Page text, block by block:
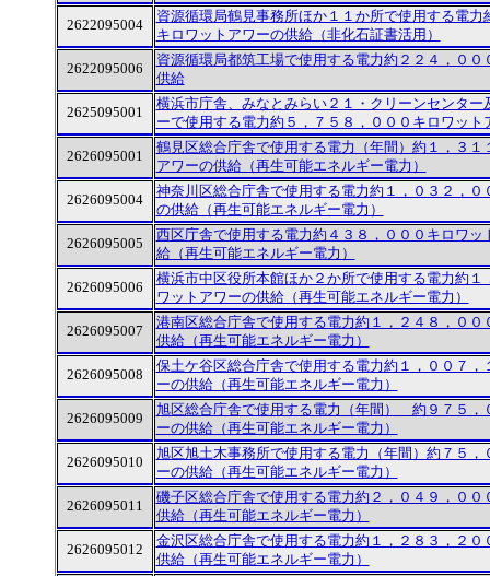
2622095004
資源循環局鶴見事務所ほか１１か所で使用する電力
キロワットアワーの供給（非化石証書活用）
2622095006
資源循環局都筑工場で使用する電力約２２４，００
供給
2625095001
横浜市庁舎、みなとみらい２１・クリーンセンター
ーで使用する電力約５，７５８，０００キロワット
2626095001
鶴見区総合庁舎で使用する電力（年間）約１，３１
アワーの供給（再生可能エネルギー電力）
2626095004
神奈川区総合庁舎で使用する電力約１，０３２，０
の供給（再生可能エネルギー電力）
2626095005
西区庁舎で使用する電力約４３８，０００キロワッ
給（再生可能エネルギー電力）
2626095006
横浜市中区役所本館ほか２か所で使用する電力約１
ワットアワーの供給（再生可能エネルギー電力）
2626095007
港南区総合庁舎で使用する電力約１，２４８，００
供給（再生可能エネルギー電力）
2626095008
保土ケ谷区総合庁舎で使用する電力約１，００７，
ーの供給（再生可能エネルギー電力）
2626095009
旭区総合庁舎で使用する電力（年間） 約９７５，
ーの供給（再生可能エネルギー電力）
2626095010
旭区旭土木事務所で使用する電力（年間）約７５，
ーの供給（再生可能エネルギー電力）
2626095011
磯子区総合庁舎で使用する電力約２，０４９，００
供給（再生可能エネルギー電力）
2626095012
金沢区総合庁舎で使用する電力約１，２８３，２０
供給（再生可能エネルギー電力）